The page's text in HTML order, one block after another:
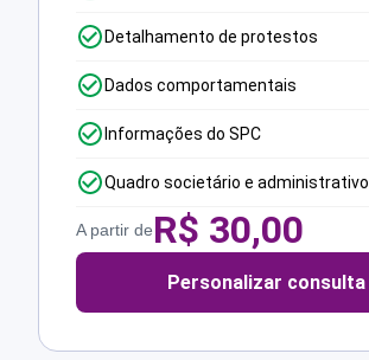
Detalhamento de protestos
Dados comportamentais
Informações do SPC
Quadro societário e administrativo
A partir deR$ 30,00
Personalizar consulta